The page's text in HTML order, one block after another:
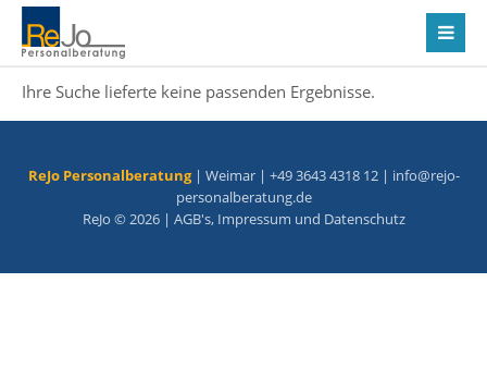
Ihre Suche lieferte keine passenden Ergebnisse.
ReJo Personalberatung| Weimar | +49 3643 4318 12 | info@rejo-
personalberatung.de
ReJo © 2026 | AGB's, Impressum und Datenschutz